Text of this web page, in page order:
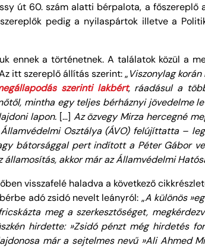
út 60. szám alatti bérpalota, a főszereplő
pedig a nyilaspártok illetve a
ennek a történetnek. A találatok közül a
itt szereplő állítás szerint: „Viszonylag
szerinti lakbért, ráadásul a
mintha egy teljes bérháznyi jövedelme
lapon. […] Az özvegy Mirza hercegné
Osztálya (ÁVO) felújíttatta –
bátorsággal pert indított a Péter Gábor
államosítás, akkor már az Államvédelmi
visszafelé haladva a következő
adó zsidó nevelt leányról: „A különös
meg a szerkesztőséget,
hirdette: »Zsidó pénzt még hirdetés
már a sejtelmes nevű »Ali Ahmed